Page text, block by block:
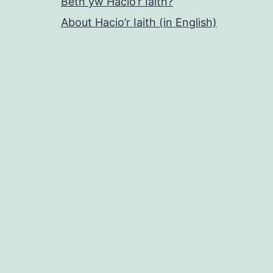
About Hacio’r Iaith (in English)